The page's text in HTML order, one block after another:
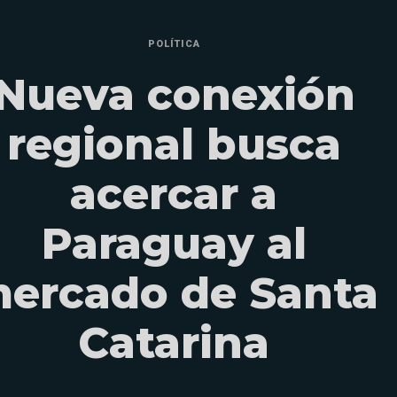
POLÍTICA
conexión
regional busca
acercar a
Paraguay al
de Santa
Catarina